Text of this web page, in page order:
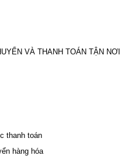
VÀ THANH TOÁN TẬN NƠI
thanh toán
hàng hóa